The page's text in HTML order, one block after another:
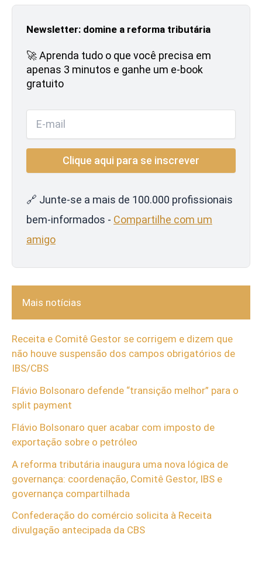
Newsletter: domine a reforma tributária
🚀 Aprenda tudo o que você precisa em
apenas 3 minutos e ganhe um e-book
gratuito
🔗 Junte-se a mais de 100.000 profissionais
bem-informados - Compartilhe com um
amigo
Mais notícias
Receita e Comitê Gestor se corrigem e dizem que
não houve suspensão dos campos obrigatórios de
IBS/CBS
Flávio Bolsonaro defende “transição melhor” para o
split payment
Flávio Bolsonaro quer acabar com imposto de
exportação sobre o petróleo
A reforma tributária inaugura uma nova lógica de
governança: coordenação, Comitê Gestor, IBS e
governança compartilhada
Confederação do comércio solicita à Receita
divulgação antecipada da CBS